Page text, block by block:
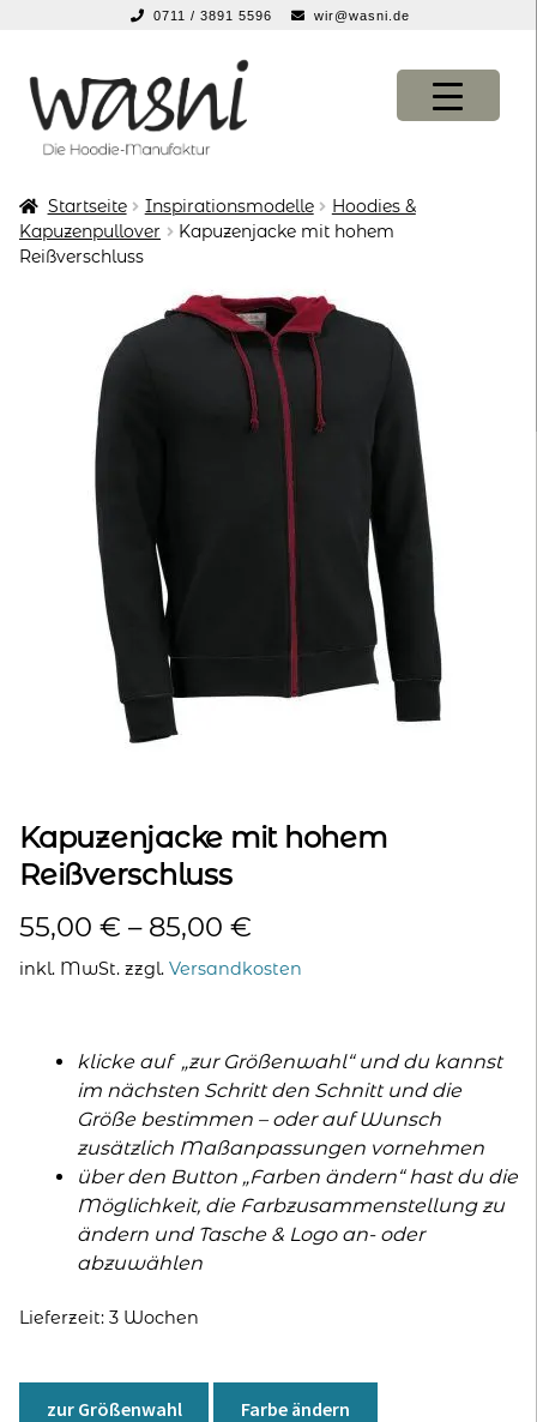
0711 / 3891 5596 wir@wasni.de
Navigation
springen
Inhalt
springen
KONFIGURATOR
KONFIGURATOR
Startseite Inspirationsmodelle
Hoodies &
Kapuzenpullover
Kapuzenjacke mit hohem
Reißverschluss
Kapuzenjacke mit hohem
Reißverschluss
55,00 € – 85,00 €
inkl. MwSt. zzgl. Versandkosten
klicke auf „zur Größenwahl“ und du kannst
im nächsten Schritt den Schnitt und die
Größe bestimmen – oder auf Wunsch
zusätzlich Maßanpassungen vornehmen
über den Button „Farben ändern“ hast du die
Möglichkeit, die Farbzusammenstellung zu
ändern und Tasche & Logo an- oder
abzuwählen
Lieferzeit: 3 Wochen
zur Größenwahl Farbe ändern